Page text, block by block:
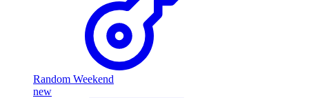
Random Weekend
new